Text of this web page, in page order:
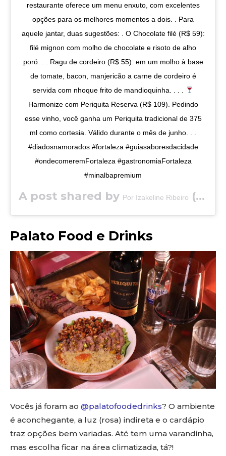
restaurante oferece um menu enxuto, com excelentes
opções para os melhores momentos a dois. . Para
aquele jantar, duas sugestões: . O Chocolate filé (R$ 59):
filé mignon com molho de chocolate e risoto de alho
poró. . . Ragu de cordeiro (R$ 55): em um molho à base
de tomate, bacon, manjericão a carne de cordeiro é
servida com nhoque frito de mandioquinha. . . .
Harmonize com Periquita Reserva (R$ 109). Pedindo
esse vinho, você ganha um Periquita tradicional de 375
ml como cortesia. Válido durante o mês de junho. . .
#diadosnamorados #fortaleza #guiasaboresdacidade
#ondecomeremFortaleza #gastronomiaFortaleza
#minalbapremium
A post shared by Por Izakeline Ribeiro (@saboresdacidade) on
Palato Food e Drinks
Vocês já foram ao @palatofoodedrinks? O ambiente
é aconchegante, a luz (rosa) indireta e o cardápio
traz opções bem variadas. Até tem uma varandinha,
mas escolha ficar na área climatizada, tá?!